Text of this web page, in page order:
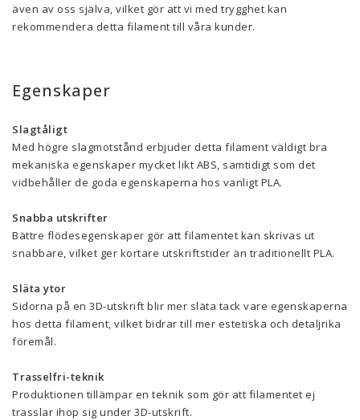
även av oss själva, vilket gör att vi med trygghet kan
rekommendera detta filament till våra kunder.
Egenskaper
Slagtåligt
Med högre slagmotstånd erbjuder detta filament väldigt bra
mekaniska egenskaper mycket likt ABS, samtidigt som det
vidbehåller de goda egenskaperna hos vanligt PLA.
Snabba utskrifter
Bättre flödesegenskaper gör att filamentet kan skrivas ut
snabbare, vilket ger kortare utskriftstider än traditionellt PLA.
Släta ytor
Sidorna på en 3D-utskrift blir mer släta tack vare egenskaperna
hos detta filament, vilket bidrar till mer estetiska och detaljrika
föremål.
Trasselfri-teknik
Produktionen tillämpar en teknik som gör att filamentet ej
trasslar ihop sig under 3D-utskrift.